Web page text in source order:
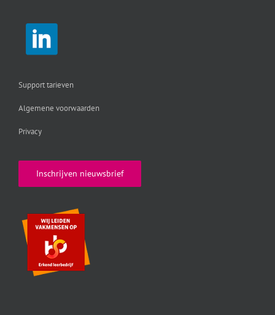
Support tarieven
Algemene voorwaarden
Privacy
Inschrijven nieuwsbrief